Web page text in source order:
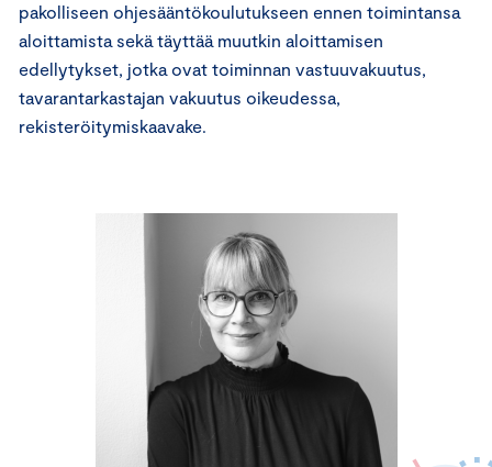
pakolliseen ohjesääntökoulutukseen ennen toimintansa
aloittamista sekä täyttää muutkin aloittamisen
edellytykset, jotka ovat toiminnan vastuuvakuutus,
tavarantarkastajan vakuutus oikeudessa,
rekisteröitymiskaavake.